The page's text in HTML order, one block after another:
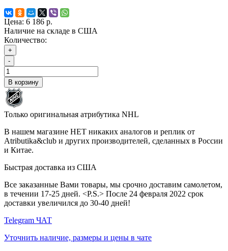
Цена: 6 186 р.
Наличие на складе в США
Количество:
+
-
В корзину
Только оригинальная атрибутика NHL
В нашем магазине НЕТ никаких аналогов и реплик от
Atributika&club и других производителей, сделанных в России
и Китае.
Быстрая доставка из США
Все заказанные Вами товары, мы срочно доставим самолетом,
в течении 17-25 дней. <P.S.> После 24 февраля 2022 срок
доставки увеличился до 30-40 дней!
Telegram ЧАТ
Уточнить наличие, размеры и цены в чате